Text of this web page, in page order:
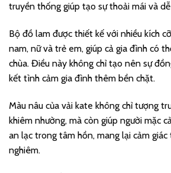
truyền thống giúp tạo sự thoải mái và dễ
Bộ đồ lam được thiết kế với nhiều kích
nam, nữ và trẻ em, giúp cả gia đình có
chùa. Điều này không chỉ tạo nên sự
kết tình cảm gia đình thêm bền chặt.
Màu nâu của vải kate không chỉ tượng
khiêm nhường, mà còn giúp người mặc
an lạc trong tâm hồn, mang lại cảm
nghiêm.